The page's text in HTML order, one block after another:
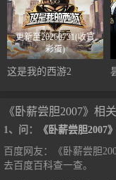
更新至20260731(收官
彩蛋)
这是我的西游2
《卧薪尝胆2007》相关
1、问： 《卧薪尝胆2007》
百度网友：《卧薪尝胆
去百度百科查一查。